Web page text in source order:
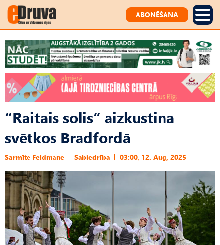
ABONĒŠANA
“Raitais solis” aizkustina
svētkos Bradfordā
Sarmīte Feldmane Sabiedrība 03:00, 12. Aug, 2025